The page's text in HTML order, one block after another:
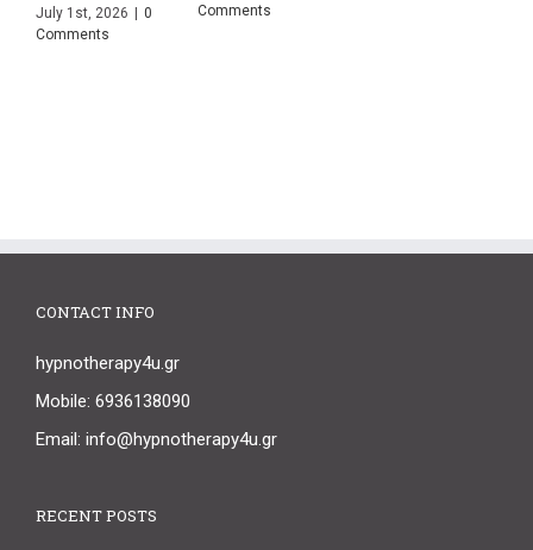
July 1st, 2026 | 0
Comments
Comments
CONTACT INFO
hypnotherapy4u.gr
Mobile: 6936138090
Email: info@hypnotherapy4u.gr
RECENT POSTS